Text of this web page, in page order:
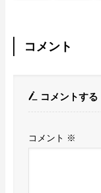
コメント
コメントする
コメント ※